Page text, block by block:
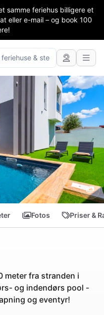
samme feriehus billigere et
eller e-mail – og book 100
Fotos Priser &
meter fra stranden i
og indendørs pool -
og eventyr!